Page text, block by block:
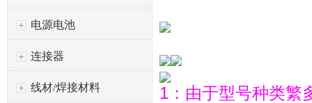
电源电池
连接器
线材/焊接材料
1：由于型号种类繁